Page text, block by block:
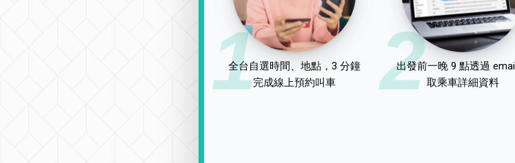
1
全台自選時間、地點，3 分鐘
完成線上預約叫車
2
出發前一晚 9 點透過
取乘車詳細資料